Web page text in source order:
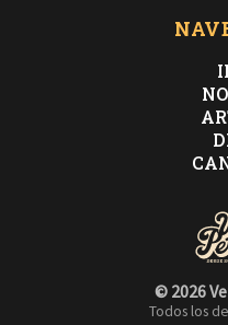
© 2026
Todos los